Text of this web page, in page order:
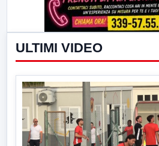
ULTIMI VIDEO